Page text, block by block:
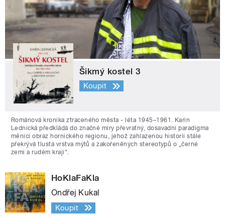
Šikmý kostel 3
Koupit
Románová kronika ztraceného města - léta 1945–1961. Karin
Lednická předkládá do značné míry převratný, dosavadní paradigma
měnící obraz hornického regionu, jehož zahlazenou historii stále
překrývá tlustá vrstva mýtů a zakořeněných stereotypů o „černé
zemi a rudém kraji“.
HoKlaFaKla
Ondřej Kukal
Koupit